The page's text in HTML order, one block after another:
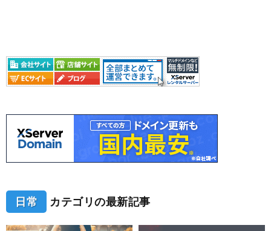
日常 カテゴリの最新記事